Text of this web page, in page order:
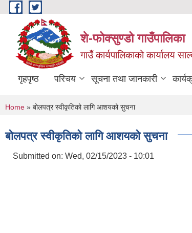
Skip to main content
शे-फोक्सुण्डो गाउँपालिका
गाउँ कार्यपालिकाको कार्यालय
गृहपृष्ठ परिचय सूचना तथा जानकारी
You are here
Home » बोलपत्र स्वीकृतिको लागि आशयको सुचना
बोलपत्र स्वीकृतिको लागि आशयको सुचना
Submitted on: Wed, 02/15/2023 - 10:01